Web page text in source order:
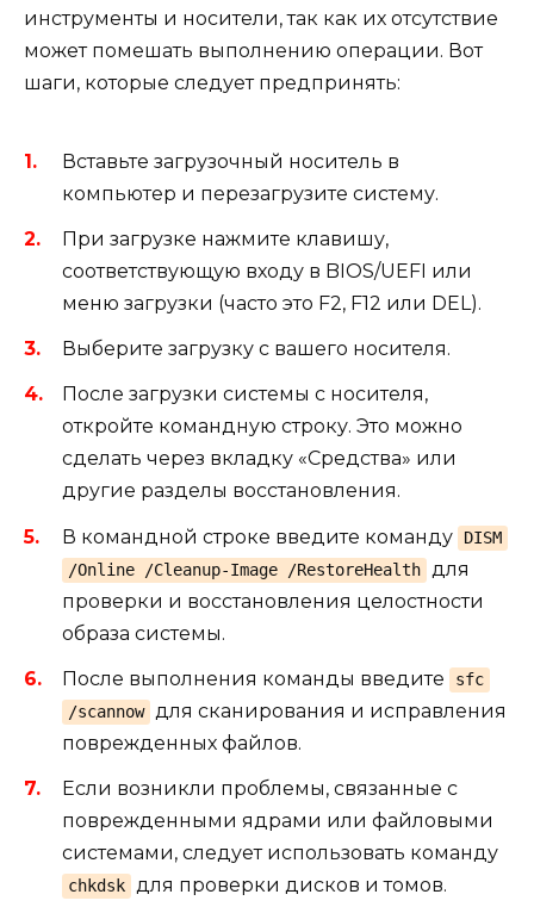
инструменты и носители, так как их отсутствие
может помешать выполнению операции. Вот
шаги, которые следует предпринять:
Вставьте загрузочный носитель в
компьютер и перезагрузите систему.
При загрузке нажмите клавишу,
соответствующую входу в BIOS/UEFI или
меню загрузки (часто это F2, F12 или DEL).
Выберите загрузку с вашего носителя.
После загрузки системы с носителя,
откройте командную строку. Это можно
сделать через вкладку «Средства» или
другие разделы восстановления.
В командной строке введите команду
DISM
/Online /Cleanup-Image /RestoreHealth
для
проверки и восстановления целостности
образа системы.
После выполнения команды введите
sfc
/scannow
для сканирования и исправления
поврежденных файлов.
Если возникли проблемы, связанные с
поврежденными ядрами или файловыми
системами, следует использовать команду
chkdsk для проверки дисков и томов.